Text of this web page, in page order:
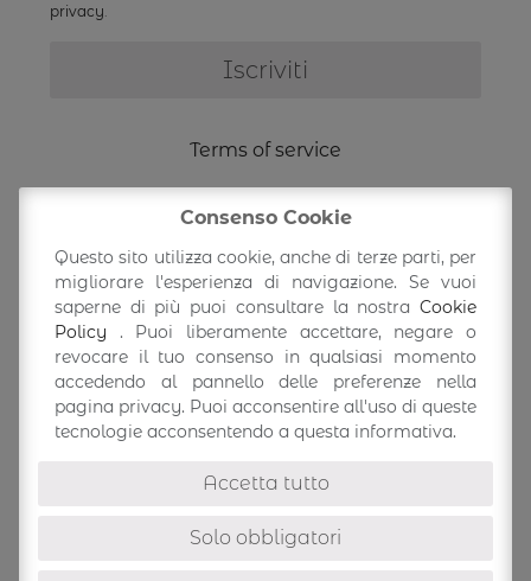
privacy
Terms of service
Shipping Information
Return/exchange
Accedi/Profilo
Consenso Cookie
Questo sito utilizza cookie, anche di terze parti, per
migliorare l'esperienza di navigazione. Se vuoi
saperne di più puoi consultare la nostra Cookie
Policy . Puoi liberamente accettare, negare o
revocare il tuo consenso in qualsiasi momento
accedendo al pannello delle preferenze nella
pagina privacy. Puoi acconsentire all'uso di queste
tecnologie acconsentendo a questa informativa.
Accetta tutto
Solo obbligatori